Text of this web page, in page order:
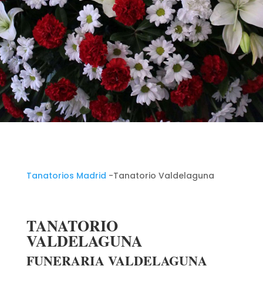
Tanatorios Madrid -Tanatorio Valdelaguna
TANATORIO
VALDELAGUNA
FUNERARIA VALDELAGUNA